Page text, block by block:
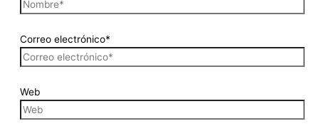
Correo electrónico*
Web